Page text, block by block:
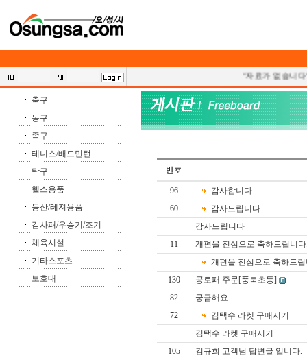
"자료가 없습니다"
축구
농구
족구
테니스/배드민턴
탁구
헬스용품
등산/레져용품
감사패/우승기/조기
체육시설
기타스포츠
보호대
96
감사합니다.
60
감사드립니다
감사드립니다
11
개편을 진심으로 축하드립니
개편을 진심으로 축하드립
130
공로패 주문[풍북초등]
82
궁금해요
72
김택수 라켓 구매시기
김택수 라켓 구매시기
105
김규희 고객님 답변글 입니다.